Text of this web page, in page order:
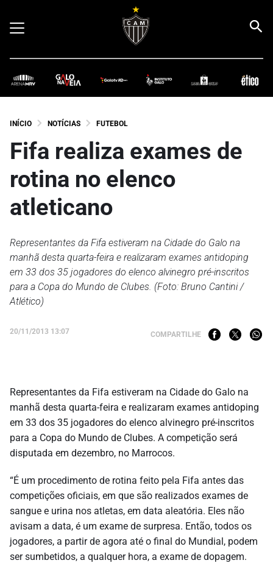
INÍCIO NOTÍCIAS FUTEBOL
Fifa realiza exames de
rotina no elenco
atleticano
Representantes da Fifa estiveram na Cidade do Galo na
manhã desta quarta-feira e realizaram exames antidoping
em 33 dos 35 jogadores do elenco alvinegro pré-inscritos
para a Copa do Mundo de Clubes. (Foto: Bruno Cantini /
Atlético)
20/11/2013 13:07 COMPARTILHE
Representantes da Fifa estiveram na Cidade do Galo na
manhã desta quarta-feira e realizaram exames antidoping
em 33 dos 35 jogadores do elenco alvinegro pré-inscritos
para a Copa do Mundo de Clubes. A competição será
disputada em dezembro, no Marrocos.
“É um procedimento de rotina feito pela Fifa antes das
competições oficiais, em que são realizados exames de
sangue e urina nos atletas, em data aleatória. Eles não
avisam a data, é um exame de surpresa. Então, todos os
jogadores, a partir de agora até o final do Mundial, podem
ser sumbetidos, a qualquer hora, a exame de dopagem.